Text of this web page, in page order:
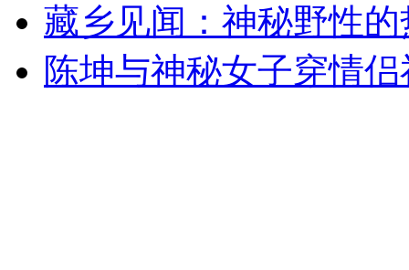
纽约上演“枕头大战”
藏乡见闻：神秘野性
陈坤与神秘女子穿情